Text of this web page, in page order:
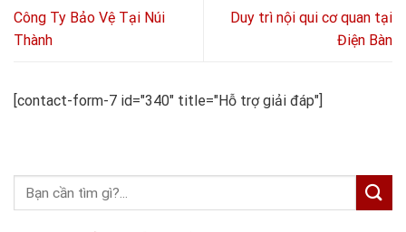
Công Ty Bảo Vệ Tại Núi
Thành
Duy trì nội qui cơ quan tại
Điện Bàn
[contact-form-7 id="340" title="Hỗ trợ giải đáp"]